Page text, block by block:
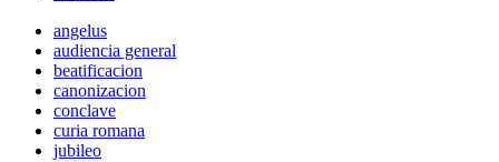
angelus
audiencia general
beatificacion
canonizacion
conclave
curia romana
jubileo